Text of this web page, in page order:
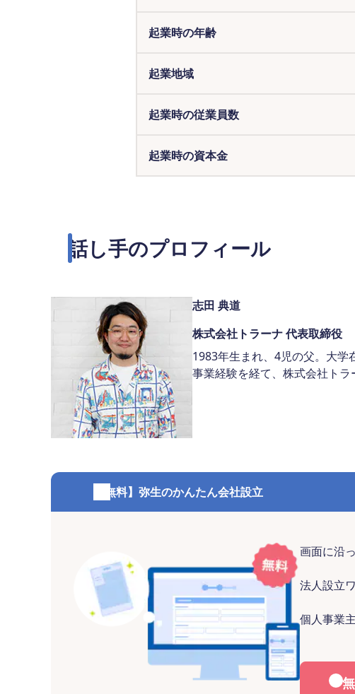
起業時の年齢
起業地域
起業時の従業員数
起業時の資本金
話し手のプロフィール
志田 典道
株式会社トラーナ 代表取締役
1983年生まれ、4児の父。大
事業経験を経て、株式会社トラ
【無料】弥生のかんたん会社設立
画面に沿
法人設立
個人事業